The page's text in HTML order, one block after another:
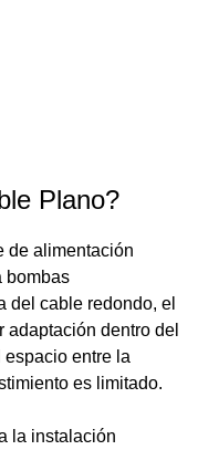
Plano?
de alimentación
bombas
del cable redondo, el
dentro del
entre la
es limitado.
la instalación